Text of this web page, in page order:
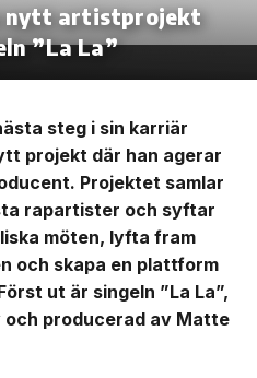
nytt artistprojekt
”La La”
steg i sin karriär
projekt där han agerar
Projektet samlar
rapartister och syftar
möten, lyfta fram
och skapa en plattform
ut är singeln ”La La”,
och producerad av Matte